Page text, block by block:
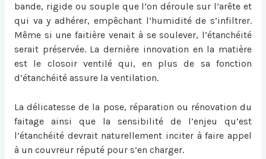
bande, rigide ou souple que l’on déroule sur l’arête et
qui va y adhérer, empêchant l’humidité de s’infiltrer.
Même si une faitière venait à se soulever, l’étanchéité
serait préservée. La dernière innovation en la matière
est le closoir ventilé qui, en plus de sa fonction
d’étanchéité assure la ventilation.
La délicatesse de la pose, réparation ou rénovation du
faitage ainsi que la sensibilité de l’enjeu qu’est
l’étanchéité devrait naturellement inciter à faire appel
à un couvreur réputé pour s’en charger.